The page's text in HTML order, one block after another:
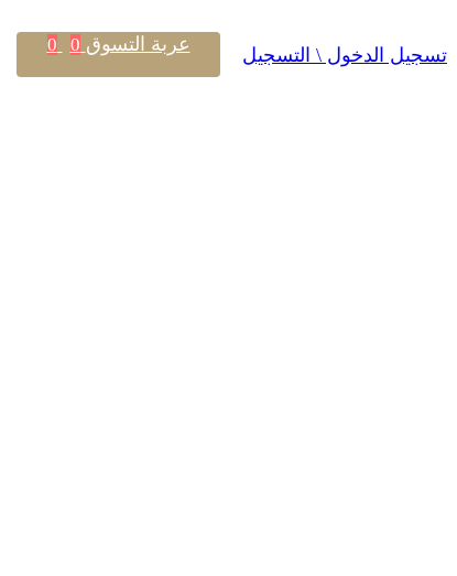
تسجيل الدخول \ التسجيل عربة التسوق 0
0